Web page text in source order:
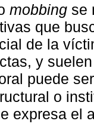
mobbing se
que
de la
y
puede
o
expresa el